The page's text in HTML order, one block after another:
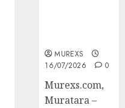
MUREXS
16/07/2026
0
Murexs.com,
Muratara –